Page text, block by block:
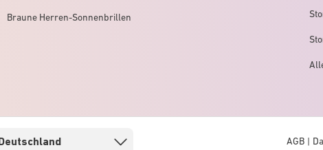
Braune Herren-Sonnenbrillen
AGB